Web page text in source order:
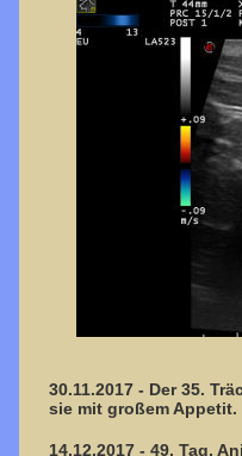
30.11.2017 - Der 35.
sie mit großem Appetit.
14.12.2017 - 49. Tag,